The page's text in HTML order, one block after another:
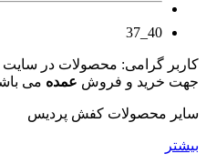
40_37
کاربر گرامی: محصولات در سایت
جهت خرید و فروش عمده می
سایر محصولات کفش پردیس
بیشتر